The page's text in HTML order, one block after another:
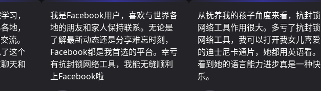
习，
地，
流。
这个
天和
我是Facebook用户，喜欢与世界各
地的朋友和家人保持联系。无论是
了解最新动态还是分享难忘时刻，
Facebook都是我首选的平台。幸亏
有抗封锁网络工具，我能无缝顺利
上Facebook啦
从抚养我的孩子角度来看，抗封锁
网络工具作用很大。多亏了抗封锁
网络工具，我可以打开我女儿喜爱
的迪士尼卡通片，她都用英语看。
看到她的语言能力进步真是一种快
乐。